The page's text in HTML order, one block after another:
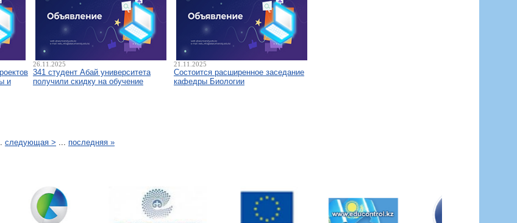
и
26.11.2025
341 студент Абай университета
получили скидку на обучение
21.11.2025
Состоится расширенное заседание
кафедры Биологии
следующая > ... последняя »